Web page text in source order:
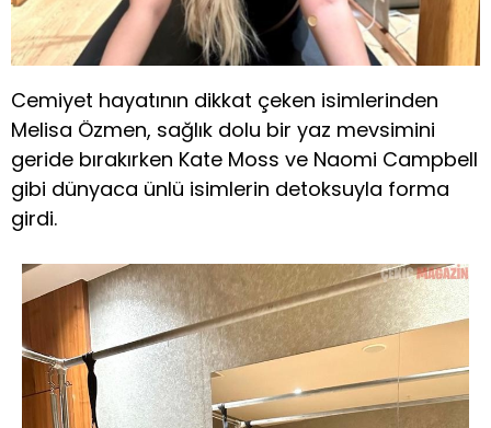
Cemiyet hayatının dikkat çeken isimlerinden
Melisa Özmen, sağlık dolu bir yaz mevsimini
geride bırakırken Kate Moss ve Naomi Campbell
gibi dünyaca ünlü isimlerin detoksuyla forma
girdi.